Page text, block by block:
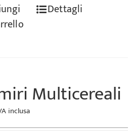
Dettagli
Multicereali
inclusa